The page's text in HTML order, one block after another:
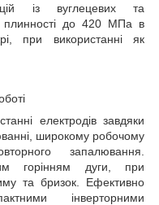
із вуглецевих та
плинності до 420 МПа в
при використанні як
електродів завдяки
широкому робочому
запалювання.
горінням дуги, при
та бризок. Ефективно
інверторними